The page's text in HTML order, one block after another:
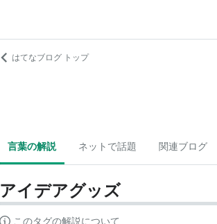
はてなブログ トップ
言葉の解説 ネットで話題 関連ブログ
アイデアグッズ
このタグの解説について